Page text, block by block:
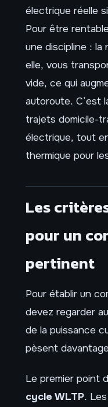
électrique réelle
Pour être
une discipline : la
elle, vous
vide, ce qui
autoroute. C’est
trajets domicile-
électrique, tout
thermique pour
Les
pour un
pertinent
Pour établir un
devez regarder
de la puissance
pèsent
Le premier point
cycle WLTP.